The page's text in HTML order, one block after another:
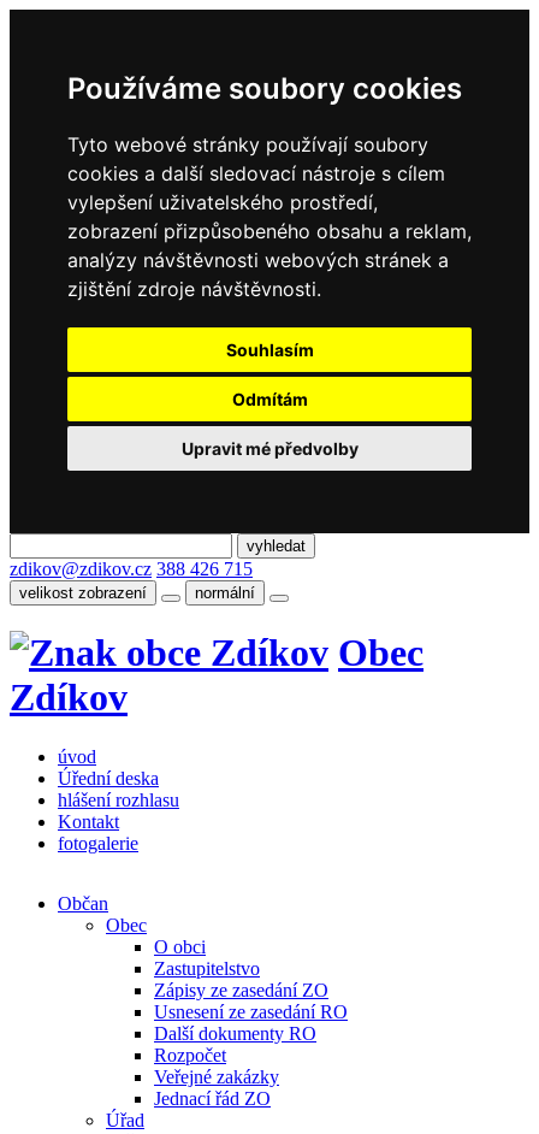
Používáme soubory cookies
Tyto webové stránky používají soubory
cookies a další sledovací nástroje s cílem
vylepšení uživatelského prostředí,
zobrazení přizpůsobeného obsahu a reklam,
analýzy návštěvnosti webových stránek a
zjištění zdroje návštěvnosti.
Souhlasím
Odmítám
Upravit mé předvolby
zdikov@zdikov.cz 388 426 715
velikost zobrazení normální
Obec
Zdíkov
úvod
Úřední deska
hlášení rozhlasu
Kontakt
fotogalerie
Občan
Obec
O obci
Zastupitelstvo
Zápisy ze zasedání ZO
Usnesení ze zasedání RO
Další dokumenty RO
Rozpočet
Veřejné zakázky
Jednací řád ZO
Úřad